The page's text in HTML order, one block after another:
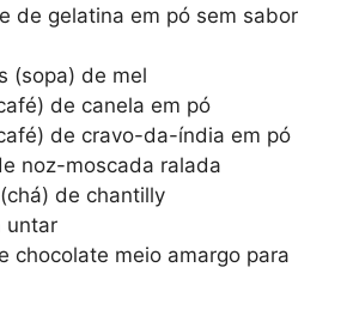
de gelatina em pó sem sabor
(sopa) de mel
de canela em pó
de cravo-da-índia em pó
noz-moscada ralada
de chantilly
untar
chocolate meio amargo para